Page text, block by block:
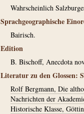
Wahrscheinlich
Sprachgeographische
Bairisch.
Edition
B. Bischoff, Anecdota
Literatur zu den Glossen:
Rolf Bergmann, Die
Nachrichten der
Historische Klasse,